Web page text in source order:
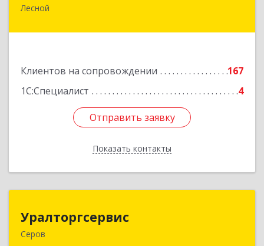
Лесной
Клиентов на сопровождении
167
1С:Специалист
4
Отправить заявку
Показать контакты
624200, Свердловская обл, Лесной г, Сиротина
Отправить заявку
Назад
Уралторгсервис
Серов
624980, Свердловская обл, Серов г, Кирова ул,